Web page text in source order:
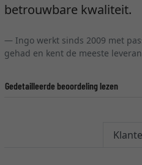
betrouwbare kwaliteit.
Ingo werkt sinds 2009 met
gehad en kent de meeste
Gedetailleerde beoordeling lezen